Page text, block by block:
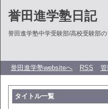
誉田進学塾日記
誉田進学塾中学受験部/高校受験部
誉田進学塾websiteへ RSS 管
タイトル一覧